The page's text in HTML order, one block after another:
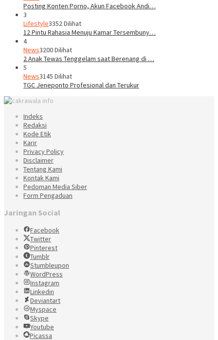
Posting Konten Porno, Akun Facebook Andi…
3
Lifestyle3352 Dilihat
12 Pintu Rahasia Menuju Kamar Tersembuny…
4
News3200 Dilihat
2 Anak Tewas Tenggelam saat Berenang di …
5
News3145 Dilihat
TGC Jeneponto Profesional dan Terukur
Indeks
Redaksi
Kode Etik
Karir
Privacy Policy
Disclaimer
Tentang Kami
Kontak Kami
Pedoman Media Siber
Form Pengaduan
Jaringan Social
Facebook
Twitter
Pinterest
Tumblr
Stumbleupon
WordPress
Instagram
Linkedin
Deviantart
Myspace
Skype
Youtube
Picassa